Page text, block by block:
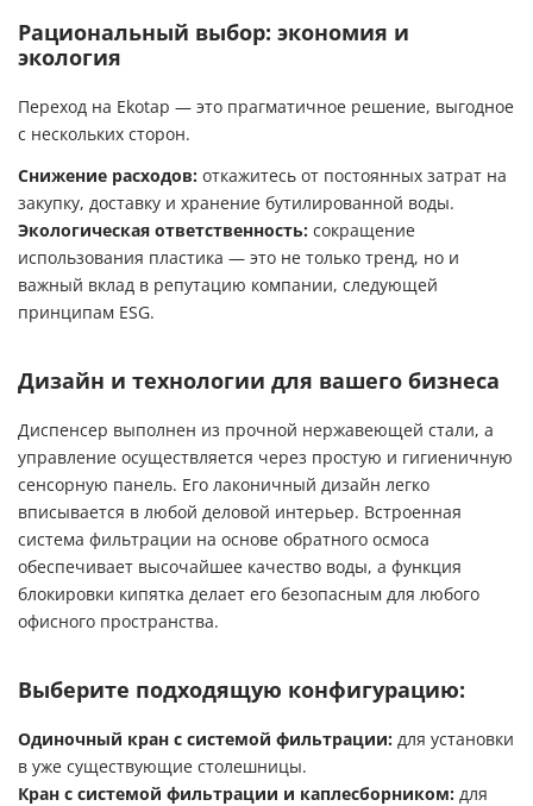
Рациональный выбор: экономия и
экология
Переход на Ekotap — это прагматичное решение, выгодное
с нескольких сторон.
Снижение расходов: откажитесь от постоянных затрат на
закупку, доставку и хранение бутилированной воды.
Экологическая ответственность: сокращение
использования пластика — это не только тренд, но и
важный вклад в репутацию компании, следующей
принципам ESG.
Дизайн и технологии для вашего бизнеса
Диспенсер выполнен из прочной нержавеющей стали, а
управление осуществляется через простую и гигиеничную
сенсорную панель. Его лаконичный дизайн легко
вписывается в любой деловой интерьер. Встроенная
система фильтрации на основе обратного осмоса
обеспечивает высочайшее качество воды, а функция
блокировки кипятка делает его безопасным для любого
офисного пространства.
Выберите подходящую конфигурацию:
Одиночный кран с системой фильтрации: для установки
в уже существующие столешницы.
Кран с системой фильтрации и каплесборником: для